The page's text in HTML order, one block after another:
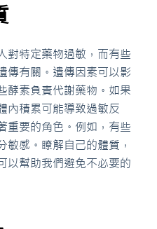
對特定藥物過敏，而有些
傳有關。遺傳因素可以影
酵素負責代謝藥物。如果
內積累可能導致過敏反
重要的角色。例如，有些
敏感。瞭解自己的體質，
以幫助我們避免不必要的